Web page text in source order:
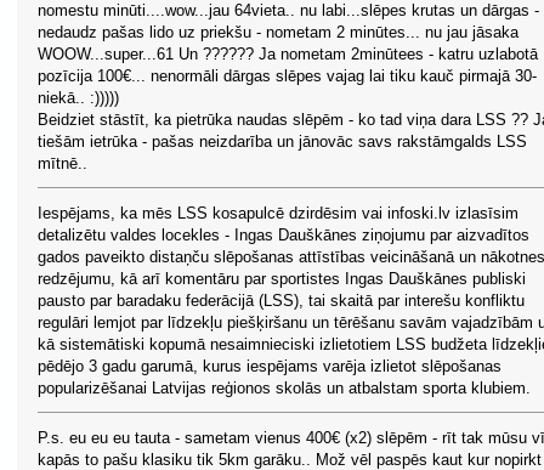
nomestu minūti....wow...jau 64vieta.. nu labi...slēpes krutas un dārgas -
nedaudz pašas lido uz priekšu - nometam 2 minūtes... nu jau jāsaka
WOOW...super...61 Un ?????? Ja nometam 2minūtees - katru uzlabotā
pozīcija 100€... nenormāli dārgas slēpes vajag lai tiku kauč pirmajā 30-
niekā.. :)))))
Beidziet stāstīt, ka pietrūka naudas slēpēm - ko tad viņa dara LSS ??
tiešām ietrūka - pašas neizdarība un jānovāc savs rakstāmgalds LSS
mītnē..
Iespējams, ka mēs LSS kosapulcē dzirdēsim vai infoski.lv izlasīsim
detalizētu valdes locekles - Ingas Dauškānes ziņojumu par aizvadītos
gados paveikto distaņču slēpošanas attīstības veicināšanā un nākotnes
redzējumu, kā arī komentāru par sportistes Ingas Dauškānes publiski
pausto par baradaku federācijā (LSS), tai skaitā par interešu konfliktu
regulāri lemjot par līdzekļu piešķiršanu un tērēšanu savām vajadzībām
kā sistemātiski kopumā nesaimnieciski izlietotiem LSS budžeta
pēdējo 3 gadu garumā, kurus iespējams varēja izlietot slēpošanas
popularizēšanai Latvijas reģionos skolās un atbalstam sporta klubiem.
P.s. eu eu eu tauta - sametam vienus 400€ (x2) slēpēm - rīt tak mūsu
kapās to pašu klasiku tik 5km garāku.. Mož vēl paspēs kaut kur nopirkt